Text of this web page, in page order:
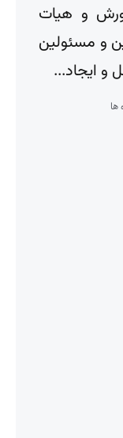
و هیات
۴ و معاونین و مسئولین